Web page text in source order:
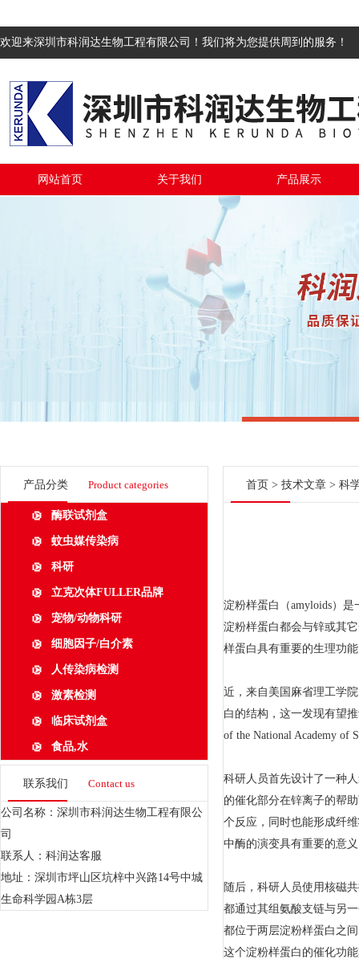
欢迎来深圳市科润达生物工程有限公司！我们将为您提供周到的服务！
网站首页 关于我们 产品展示
产品分类 Product categories
酶联试剂盒
蚊虫媒传染病
科研
立克次体FULLER品牌
宠物/动物科研
细胞因子/白介素
人传染病检测
激素检测
临床试剂盒
食品,水
联系我们 Contact us
公司名称：深圳市科润达生物工程有限公
司
联系人：科润达客服
地址：深圳市坪山区坑梓中兴路14号中城
生命科学园A栋3层
首页 > 技术文章 > 科
淀粉样蛋白（amyloids）
淀粉样蛋白都会与锌或其
样蛋白具有重要的生理功
近，来自美国麻省理工学
白的结构，这一发现有望
of the National Academy of
科研人员首先设计了一种
的催化部分在锌离子的帮
个反应，同时也能形成纤
中酶的演变具有重要的意
随后，科研人员使用核磁
都通过其组氨酸支链与另
都位于两层淀粉样蛋白之
这个淀粉样蛋白的催化功